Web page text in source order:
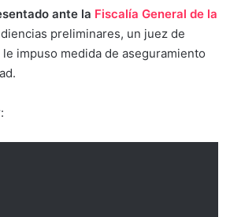
ante la Fiscalía General de la
preliminares, un juez de
impuso medida de aseguramiento